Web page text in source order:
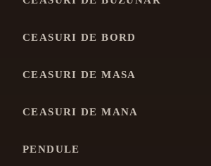
CEASURI DE BORD
CEASURI DE MASA
CEASURI DE MANA
PENDULE